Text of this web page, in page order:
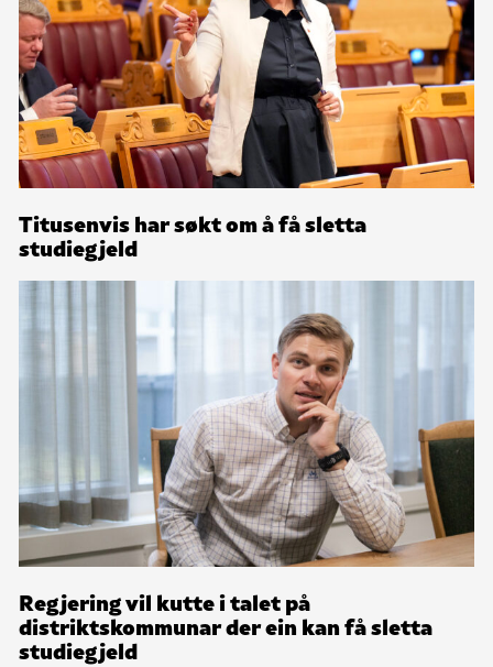
Titusenvis har søkt om å få sletta
studiegjeld
Regjering vil kutte i talet på
distriktskommunar der ein kan få sletta
studiegjeld